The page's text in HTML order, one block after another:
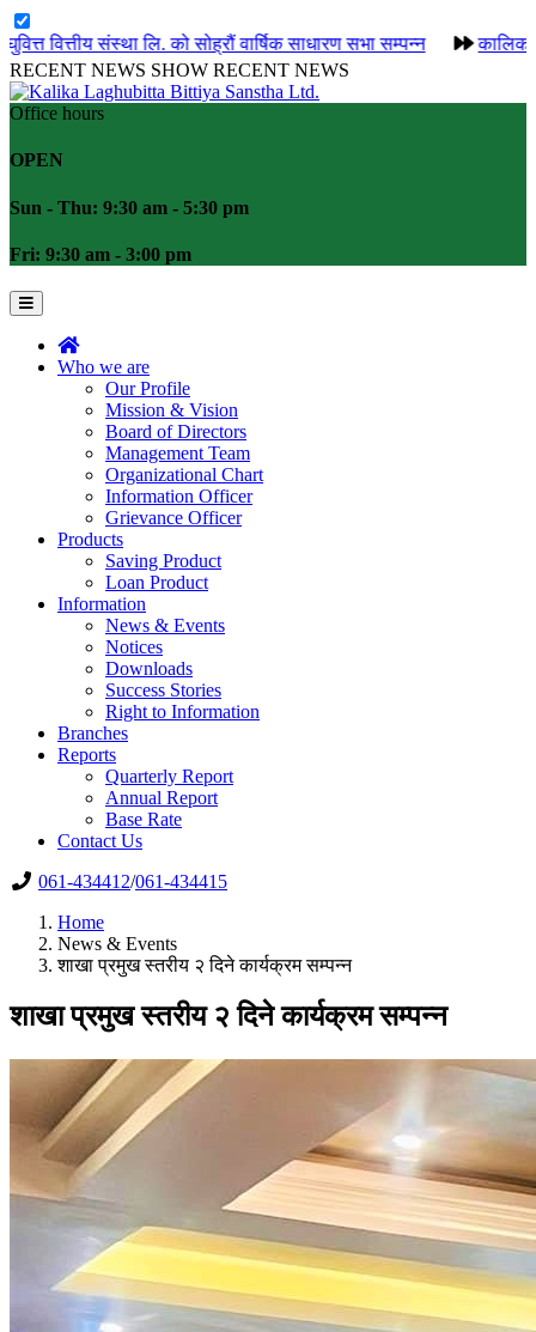
लि. को सोह्रौं वार्षिक साधारण सभा सम्पन्न
कालिका लघुवित्त
RECENT NEWS SHOW RECENT NEWS
Office hours
OPEN
Sun - Thu: 9:30 am - 5:30 pm
Fri: 9:30 am - 3:00 pm
Who we are
Our Profile
Mission & Vision
Board of Directors
Management Team
Organizational Chart
Information Officer
Grievance Officer
Products
Saving Product
Loan Product
Information
News & Events
Notices
Downloads
Success Stories
Right to Information
Branches
Reports
Quarterly Report
Annual Report
Base Rate
Contact Us
061-434412/061-434415
Home
News & Events
शाखा प्रमुख स्तरीय २ दिने कार्यक्रम सम्पन्न
शाखा प्रमुख स्तरीय २ दिने कार्यक्रम सम्पन्न